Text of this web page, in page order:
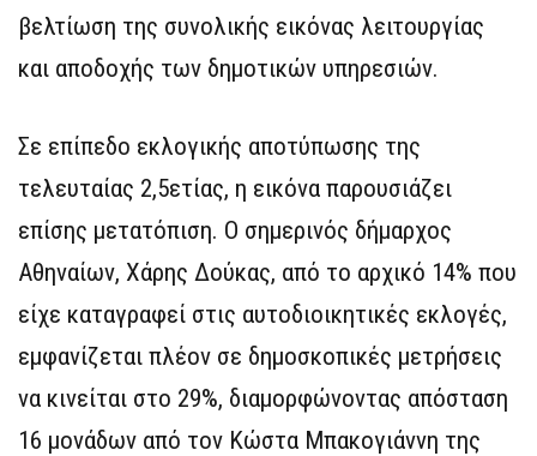
βελτίωση της συνολικής εικόνας λειτουργίας
και αποδοχής των δημοτικών υπηρεσιών.
Σε επίπεδο εκλογικής αποτύπωσης της
τελευταίας 2,5ετίας, η εικόνα παρουσιάζει
επίσης μετατόπιση. Ο σημερινός δήμαρχος
Αθηναίων, Χάρης Δούκας, από το αρχικό 14% που
είχε καταγραφεί στις αυτοδιοικητικές εκλογές,
εμφανίζεται πλέον σε δημοσκοπικές μετρήσεις
να κινείται στο 29%, διαμορφώνοντας απόσταση
16 μονάδων από τον Κώστα Μπακογιάννη της